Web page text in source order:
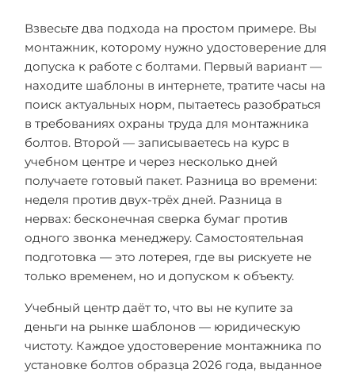
Взвесьте два подхода на простом примере. Вы
монтажник, которому нужно удостоверение для
допуска к работе с болтами. Первый вариант —
находите шаблоны в интернете, тратите часы на
поиск актуальных норм, пытаетесь разобраться
в требованиях охраны труда для монтажника
болтов. Второй — записываетесь на курс в
учебном центре и через несколько дней
получаете готовый пакет. Разница во времени:
неделя против двух-трёх дней. Разница в
нервах: бесконечная сверка бумаг против
одного звонка менеджеру. Самостоятельная
подготовка — это лотерея, где вы рискуете не
только временем, но и допуском к объекту.
Учебный центр даёт то, что вы не купите за
деньги на рынке шаблонов — юридическую
чистоту. Каждое удостоверение монтажника по
установке болтов образца 2026 года, выданное